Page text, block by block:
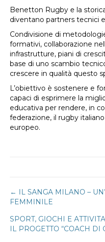
Benetton Rugby e la
diventano partners tecnici
Condivisione di
formativi, collaborazione
infrastrutture, piani di
base di uno scambio
crescere in qualità questo
L’obiettivo è sostenere e
capaci di esprimere la
educativa per rendere, in
federazione, il rugby
europeo.
Navigazione
articoli
← IL SANGA MILANO –
FEMMINILE
SPORT, GIOCHI E
IL PROGETTO “COACH DI